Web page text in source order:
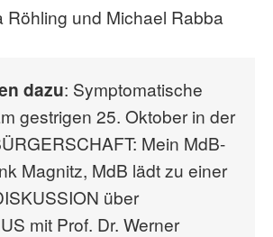
Röhling und Michael Rabba
dazu: Symptomatische
gestrigen 25. Oktober in der
Mein MdB-
Magnitz, MdB lädt zu einer
über
mit Prof. Dr. Werner